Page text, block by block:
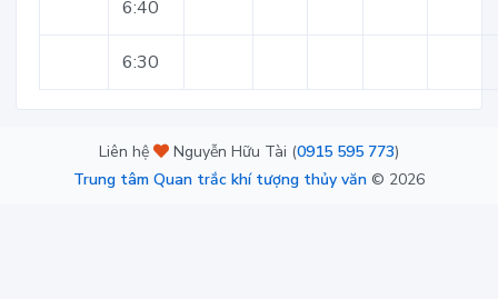
6:40
6:30
Liên hệ Nguyễn Hữu Tài (0915 595 773)
Trung tâm Quan trắc khí tượng thủy văn © 2026